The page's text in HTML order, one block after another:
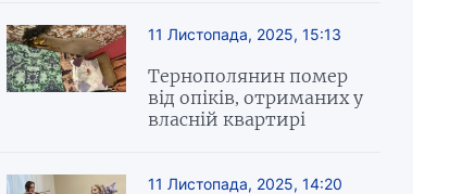
11 Листопада, 2025, 15:13
Тернополянин помер
від опіків, отриманих у
власній квартирі
11 Листопада, 2025, 14:20